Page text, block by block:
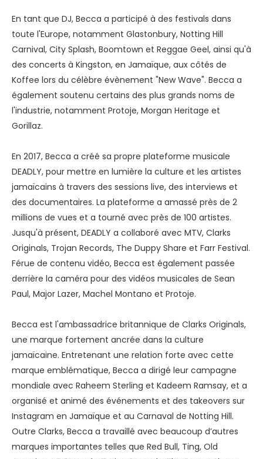
En tant que DJ, Becca a participé à des festivals dans
toute l'Europe, notamment Glastonbury, Notting Hill
Carnival, City Splash, Boomtown et Reggae Geel, ainsi qu'à
des concerts à Kingston, en Jamaïque, aux côtés de
Koffee lors du célèbre évènement "New Wave". Becca a
également soutenu certains des plus grands noms de
l'industrie, notamment Protoje, Morgan Heritage et
Gorillaz.
En 2017, Becca a créé sa propre plateforme musicale
DEADLY, pour mettre en lumière la culture et les artistes
jamaïcains à travers des sessions live, des interviews et
des documentaires. La plateforme a amassé près de 2
millions de vues et a tourné avec près de 100 artistes.
Jusqu'à présent, DEADLY a collaboré avec MTV, Clarks
Originals, Trojan Records, The Duppy Share et Farr Festival.
Férue de contenu vidéo, Becca est également passée
derrière la caméra pour des vidéos musicales de Sean
Paul, Major Lazer, Machel Montano et Protoje.
Becca est l'ambassadrice britannique de Clarks Originals,
une marque fortement ancrée dans la culture
jamaïcaine. Entretenant une relation forte avec cette
marque emblématique, Becca a dirigé leur campagne
mondiale avec Raheem Sterling et Kadeem Ramsay, et a
organisé et animé des événements et des takeovers sur
Instagram en Jamaïque et au Carnaval de Notting Hill.
Outre Clarks, Becca a travaillé avec beaucoup d’autres
marques importantes telles que Red Bull, Ting, Old